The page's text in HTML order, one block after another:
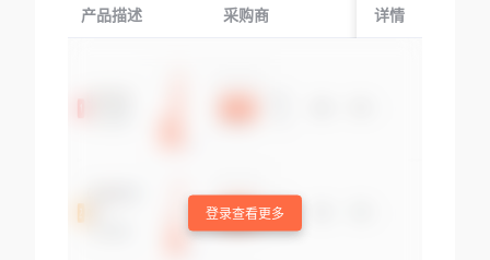
产品描述 采购商 起运国/地区
详情
登录查看更多